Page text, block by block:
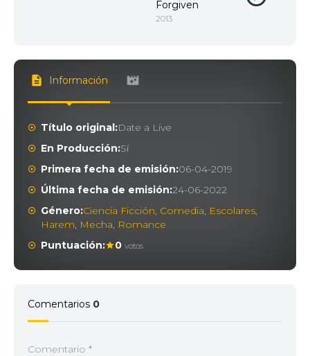
Forgiven
2013
Información
Título original:Date a Live
En Producción:Sí
Primera fecha de emisión:06-04-2019
Última fecha de emisión:24-06-2022
Género:Ciencia Ficción, Comedia, Escolares,
Harem, Mecha, Romance
Puntuación:
0 votos
Comentarios 0
Comentario *